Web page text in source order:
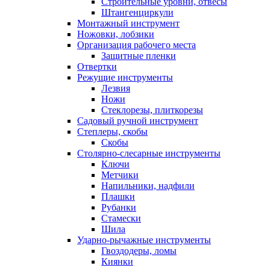
Штангенциркули
Монтажный инструмент
Ножовки, лобзики
Организация рабочего места
Защитные пленки
Отвертки
Режущие инструменты
Лезвия
Ножи
Стеклорезы, плиткорезы
Садовый ручной инструмент
Степлеры, скобы
Скобы
Столярно-слесарные инструменты
Ключи
Метчики
Напильники, надфили
Плашки
Рубанки
Стамески
Шила
Ударно-рычажные инструменты
Гвоздодеры, ломы
Киянки